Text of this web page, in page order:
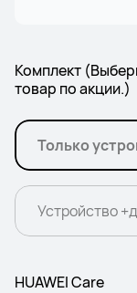
Комплект
товар по акции.)
Только
Устройство
HUAWEI Care